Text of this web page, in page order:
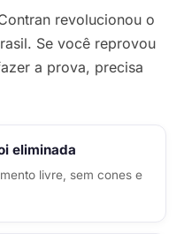
revolucionou o
Se você reprovou
a prova, precisa
eliminada
livre, sem cones e